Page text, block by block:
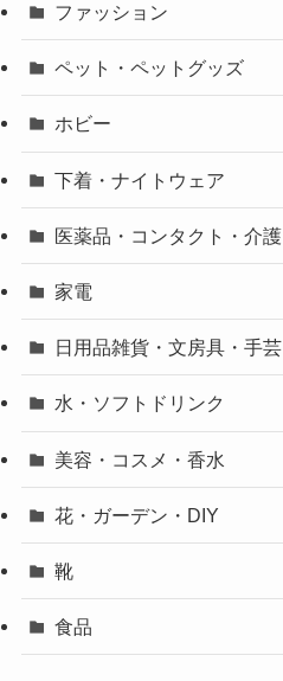
ファッション
ペット・ペットグッズ
ホビー
下着・ナイトウェア
医薬品・コンタクト・介護
家電
日用品雑貨・文房具・手芸
水・ソフトドリンク
美容・コスメ・香水
花・ガーデン・DIY
靴
食品